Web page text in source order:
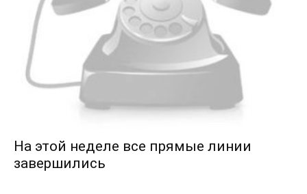
На этой неделе все прямые линии
завершились